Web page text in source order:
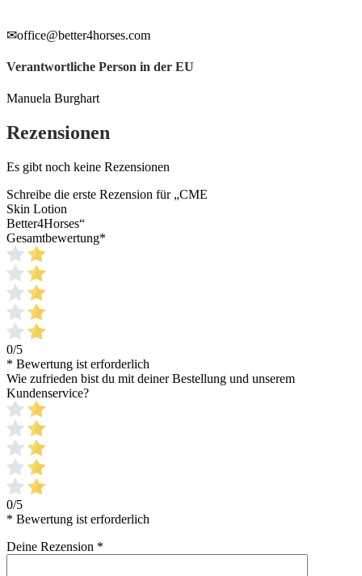
✉office@better4horses.com
Verantwortliche Person in der EU
Manuela Burghart
Rezensionen
Es gibt noch keine Rezensionen
Schreibe die erste Rezension für „CME
Skin Lotion
Better4Horses“
Gesamtbewertung*
0/5
* Bewertung ist erforderlich
Wie zufrieden bist du mit deiner Bestellung und unserem
Kundenservice?
0/5
* Bewertung ist erforderlich
Deine Rezension *